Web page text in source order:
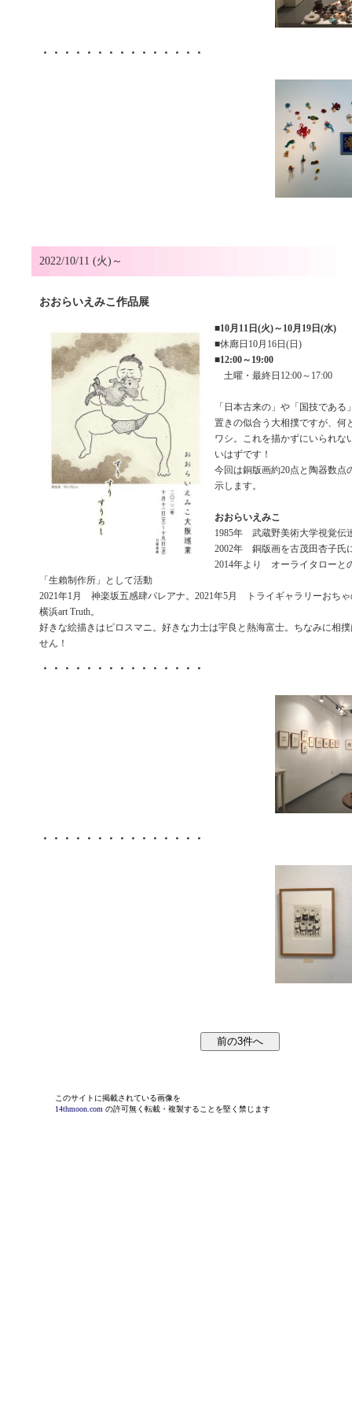
・・・・・・・・・・・・・・・
2022/10/11 (火)～
おおらいえみこ作品展
■10月11日(火)～10月19日(水)
■休廊日10月16日(日)
■12:00～19:00
土曜・最終日12:00～17:00
「日本古来の」や「国技であ
置きの似合う大相撲ですが、何
ワシ。これを描かずにいられな
いはずです！
今回は銅版画約20点と陶器数点
示します。
おおらいえみこ
1985年 武蔵野美術大学視覚伝
2002年 銅版画を古茂田杏子氏
2014年より オーライタローと
「生賴制作所」として活動
2021年1月 神楽坂五感肆パレアナ。2021年5月 トライギャラリーおち
横浜art Truth。
好きな絵描きはピロスマニ。好きな力士は宇良と熱海富士。ちなみに相
せん！
・・・・・・・・・・・・・・・
・・・・・・・・・・・・・・・
このサイトに掲載されている画像を
14thmoon.com の許可無く転載・複製することを堅く禁じます